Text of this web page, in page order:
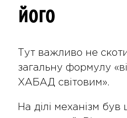
його
Тут важливо не
загальну формулу
ХАБАД світовим».
На ділі механізм був